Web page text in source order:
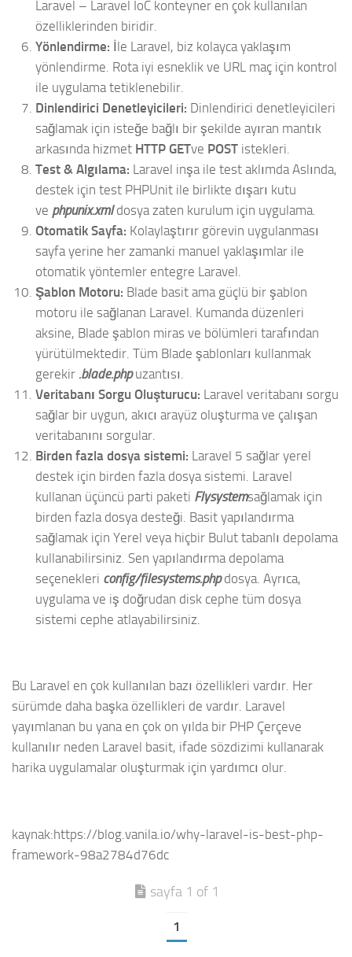
Laravel – Laravel IoC konteyner en çok kullanılan
özelliklerinden biridir.
Yönlendirme: İle Laravel, biz kolayca yaklaşım
yönlendirme. Rota iyi esneklik ve URL maç için kontrol
ile uygulama tetiklenebilir.
Dinlendirici Denetleyicileri: Dinlendirici denetleyicileri
sağlamak için isteğe bağlı bir şekilde ayıran mantık
arkasında hizmet HTTP GETve POST istekleri.
Test & Algılama: Laravel inşa ile test aklımda Aslında,
destek için test PHPUnit ile birlikte dışarı kutu
ve phpunix.xmldosya zaten kurulum için uygulama.
Otomatik Sayfa: Kolaylaştırır görevin uygulanması
sayfa yerine her zamanki manuel yaklaşımlar ile
otomatik yöntemler entegre Laravel.
Şablon Motoru: Blade basit ama güçlü bir şablon
motoru ile sağlanan Laravel. Kumanda düzenleri
aksine, Blade şablon miras ve bölümleri tarafından
yürütülmektedir. Tüm Blade şablonları kullanmak
gerekir .blade.phpuzantısı.
Veritabanı Sorgu Oluşturucu: Laravel veritabanı sorgu
sağlar bir uygun, akıcı arayüz oluşturma ve çalışan
veritabanını sorgular.
Birden fazla dosya sistemi: Laravel 5 sağlar yerel
destek için birden fazla dosya sistemi. Laravel
kullanan üçüncü parti paketi Flysystemsağlamak için
birden fazla dosya desteği. Basit yapılandırma
sağlamak için Yerel veya hiçbir Bulut tabanlı depolama
kullanabilirsiniz. Sen yapılandırma depolama
seçenekleri config/filesystems.phpdosya. Ayrıca,
uygulama ve iş doğrudan disk cephe tüm dosya
sistemi cephe atlayabilirsiniz.
Bu Laravel en çok kullanılan bazı özellikleri vardır. Her
sürümde daha başka özellikleri de vardır. Laravel
yayımlanan bu yana en çok on yılda bir PHP Çerçeve
kullanılır neden Laravel basit, ifade sözdizimi kullanarak
harika uygulamalar oluşturmak için yardımcı olur.
kaynak:https://blog.vanila.io/why-laravel-is-best-php-
framework-98a2784d76dc
sayfa 1 of 1
1